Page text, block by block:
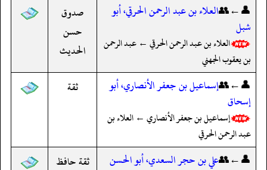
👤←👥العلاء بن عبد الرحمن الحرقي، أبو
شبل
العلاء بن عبد الرحمن الحرقي ← عبد الرحمن
بن يعقوب الجهني
صدوق
حسن
الحديث
👤←👥إسماعيل بن جعفر الأنصاري، أبو
إسحاق
إسماعيل بن جعفر الأنصاري ← العلاء بن
عبد الرحمن الحرقي
ثقة
👤←👥علي بن حجر السعدي، أبو الحسن ثقة حافظ